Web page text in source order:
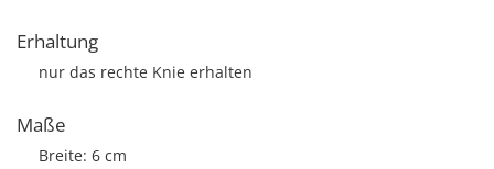
Erhaltung
nur das rechte Knie erhalten
Maße
Breite: 6 cm